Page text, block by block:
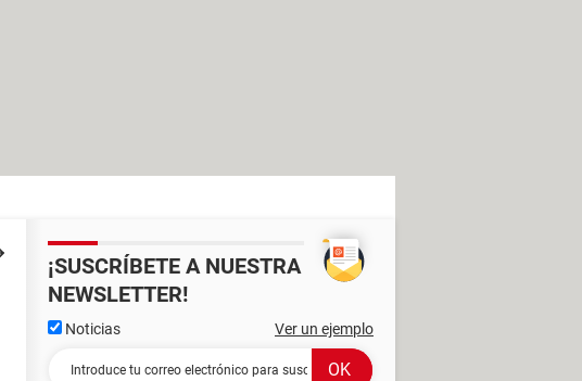
¡SUSCRÍBETE A NUESTRA
NEWSLETTER!
Noticias Ver un ejemplo